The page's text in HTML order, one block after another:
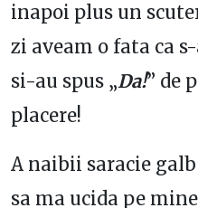
inapoi plus un
zi aveam o fata ca
si-au spus „Da!” de
placere!
A naibii saracie
sa ma ucida pe